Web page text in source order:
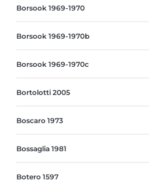
Borsook 1969-1970
Borsook 1969-1970b
Borsook 1969-1970c
Bortolotti 2005
Boscaro 1973
Bossaglia 1981
Botero 1597